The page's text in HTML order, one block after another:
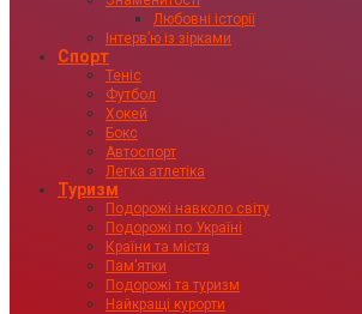
Любовні історії
Інтервʼю із зірками
Спорт
Теніс
Футбол
Хокей
Бокс
Автоспорт
Легка атлетіка
Туризм
Подорожі навколо світу
Подорожі по Україні
Країни та міста
Пам’ятки
Подорожі та туризм
Найкращі курорти